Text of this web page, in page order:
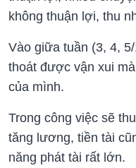
không thuận lợi, thu
Vào giữa tuần (3, 4,
thoát được vận xui
của mình.
Trong công việc sẽ
tăng lương, tiền tài
năng phát tài rất lớn.